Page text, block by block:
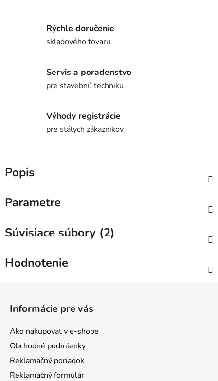
Rýchle doručenie
skladového tovaru
Servis a poradenstvo
pre stavebnú techniku
Výhody registrácie
pre stálych zákazníkov
Popis
Parametre
Súvisiace súbory (2)
Hodnotenie
Informácie pre vás
Ako nakupovať v e-shope
Obchodné podmienky
Reklamačný poriadok
Reklamačný formulár